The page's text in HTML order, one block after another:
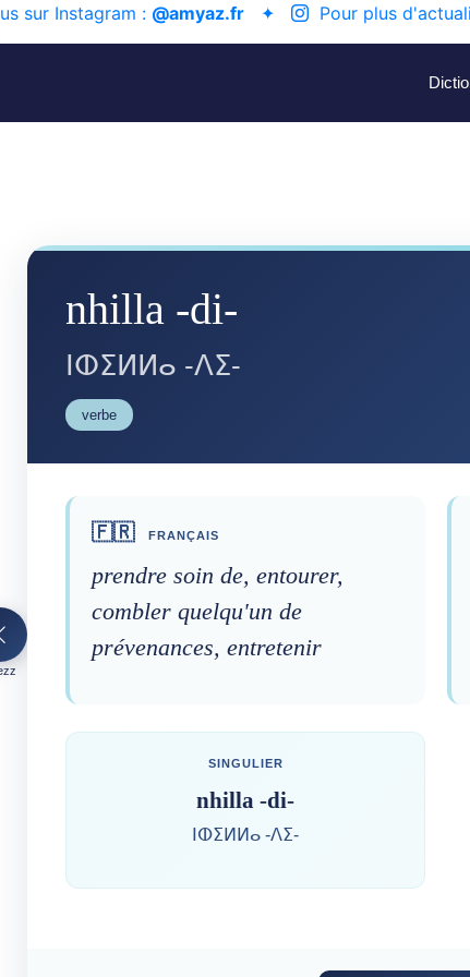
sur Instagram : @amyaz.fr ✦ Pour plus
nhilla -di-
ⵏⵀⵉⵍⵍⴰ -ⴷⵉ-
verbe
🇫🇷 FRANÇAIS
prendre soin de, entourer,
combler quelqu'un de
prévenances, entretenir
SINGULIER
nhilla -di-
ⵏⵀⵉⵍⵍⴰ -ⴷⵉ-